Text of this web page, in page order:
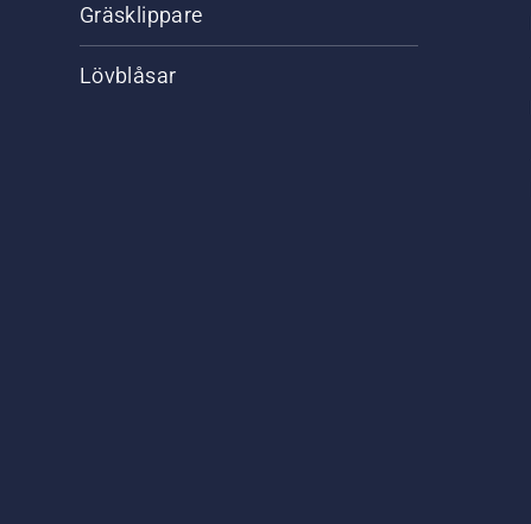
Gräsklippare
Lövblåsar